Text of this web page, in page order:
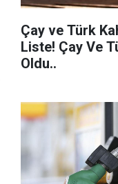
Çay ve Türk
Liste! Çay Ve Türk Kahvesi Lüks
Oldu..